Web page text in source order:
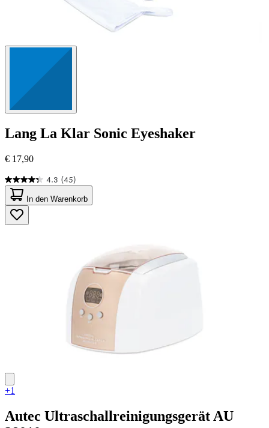
Lang La Klar Sonic Eyeshaker
€ 17,90
4.3 (45)
4.3
von
5
Sternen.
45
In den Warenkorb
+1
Autec Ultraschallreinigungsgerät AU